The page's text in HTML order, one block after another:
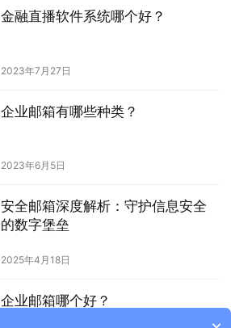
金融直播软件系统哪个好？
2023年7月27日
企业邮箱有哪些种类？
2023年6月5日
安全邮箱深度解析：守护信息安全
的数字堡垒
2025年4月18日
企业邮箱哪个好？